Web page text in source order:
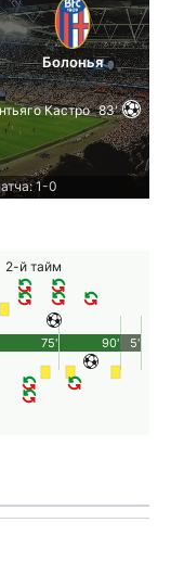
Болонья
Кастро 83'
1-0
2-й тайм
90'
75' 5'